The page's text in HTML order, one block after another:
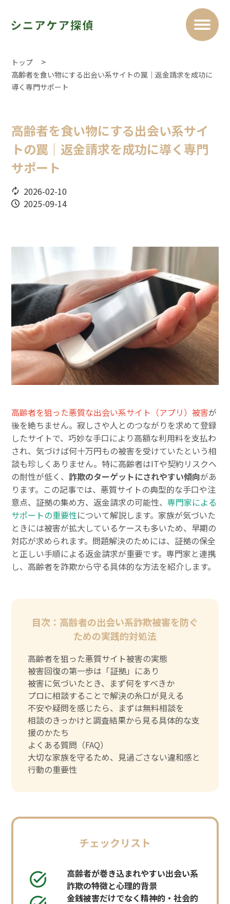
トップ
高齢者を食い物にする出会い系サイトの罠｜返金請求を成功に
導く専門サポート
高齢者を食い物にする出会い系サイ
トの罠｜返金請求を成功に導く専門
サポート
2026-02-10
2025-09-14
高齢者を狙った悪質な出会い系サイト（アプリ）被害が
後を絶ちません。寂しさや人とのつながりを求めて登録
したサイトで、巧妙な手口により高額な利用料を支払わ
され、気づけば何十万円もの被害を受けていたという相
談も珍しくありません。特に高齢者はITや契約リスクへ
の耐性が低く、詐欺のターゲットにされやすい傾向があ
ります。この記事では、悪質サイトの典型的な手口や注
意点、証拠の集め方、返金請求の可能性、専門家による
サポートの重要性について解説します。家族が気づいた
ときには被害が拡大しているケースも多いため、早期の
対応が求められます。問題解決のためには、証拠の保全
と正しい手順による返金請求が重要です。専門家と連携
し、高齢者を詐欺から守る具体的な方法を紹介します。
目次：高齢者の出会い系詐欺被害を防ぐ
ための実践的対処法
高齢者を狙った悪質サイト被害の実態
被害回復の第一歩は「証拠」にあり
被害に気づいたとき、まず何をすべきか
プロに相談することで解決の糸口が見える
不安や疑問を感じたら、まずは無料相談を
相談のきっかけと調査結果から見る具体的な支
援のかたち
よくある質問（FAQ）
大切な家族を守るため、見過ごさない違和感と
行動の重要性
チェックリスト
高齢者が巻き込まれやすい出会い系
詐欺の特徴と心理的背景
金銭被害だけでなく精神的・社会的